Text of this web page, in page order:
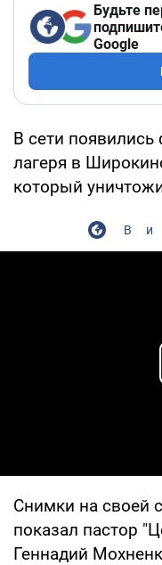
Будьте
Google
В сети появились
лагеря в
который
Снимки на своей
показал пастор
Геннадий